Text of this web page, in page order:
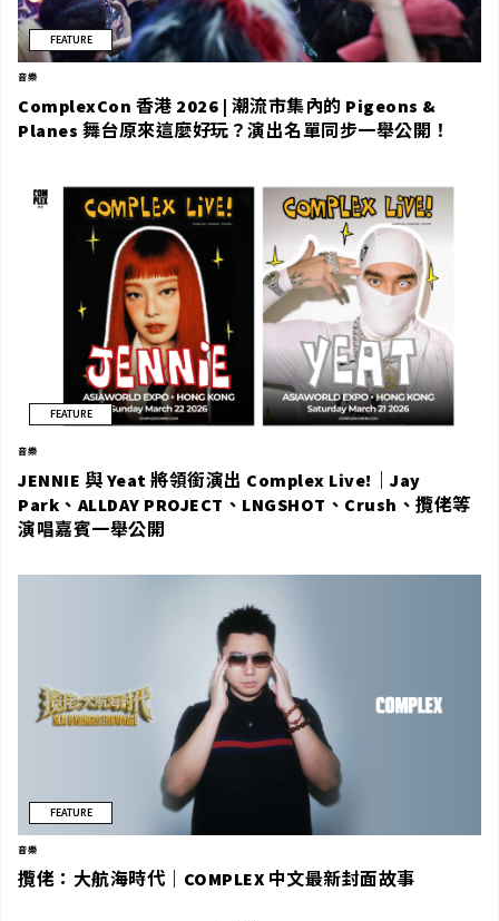
FEATURE
音樂
ComplexCon 香港 2026 | 潮流市集內的 Pigeons &
Planes 舞台原來這麼好玩？演出名單同步一舉公開！
FEATURE
音樂
JENNIE 與 Yeat 將領銜演出 Complex Live!｜Jay
Park、ALLDAY PROJECT、LNGSHOT、Crush、攬佬等
演唱嘉賓一舉公開
FEATURE
音樂
攬佬：大航海時代｜COMPLEX 中文最新封面故事